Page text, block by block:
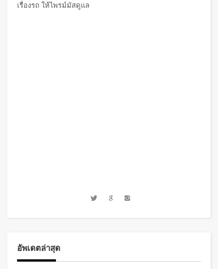
เรื่องรถ ให้ไพรม์มัสดูแล
อัพเดตล่าสุด